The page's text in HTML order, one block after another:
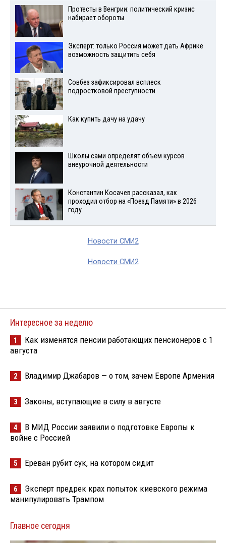
Протесты в Венгрии: политический кризис
набирает обороты
Эксперт: только Россия может дать Африке
возможность защитить себя
Совбез зафиксировал всплеск
подростковой преступности
Как купить дачу на удачу
Школы сами определят объем курсов
внеурочной деятельности
Константин Косачев рассказал, как
проходил отбор на «Поезд Памяти» в 2026
году
Новости СМИ2
Новости СМИ2
Интересное за неделю
1
Как изменятся пенсии работающих пенсионеров с 1
августа
2 Владимир Джабаров — о том, зачем Европе Армения
3 Законы, вступающие в силу в августе
4
В МИД России заявили о подготовке Европы к
войне с Россией
5 Ереван рубит сук, на котором сидит
6
Эксперт предрек крах попыток киевского режима
манипулировать Трампом
Главное сегодня